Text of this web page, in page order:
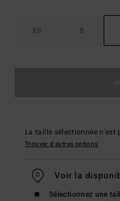
XS S
La taille sélectionnée n'est
Trouver d'autres options
Voir la
Sélectionnez une